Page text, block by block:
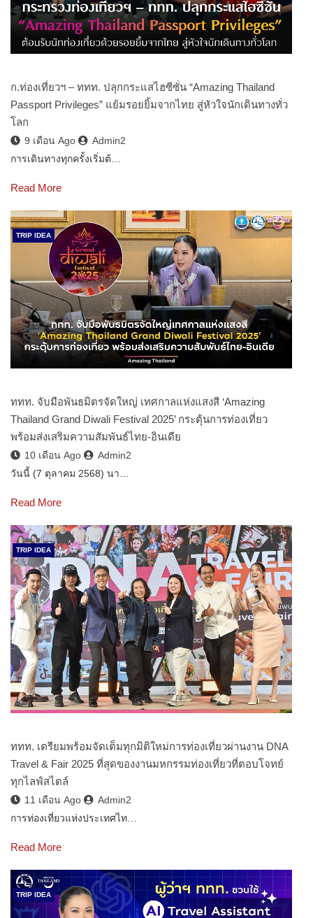
ก.ท่องเที่ยวฯ – ททท. ปลุกกระแสไฮซีซั่น “Amazing Thailand
Passport Privileges” แย้มรอยยิ้มจากไทย สู่หัวใจนักเดินทางทั่ว
โลก
9 เดือน Ago
Admin2
การเดินทางทุกครั้งเริ่มต้…
Read More
TRIP IDEA
ททท. จับมือพันธมิตรจัดใหญ่ เทศกาลแห่งแสงสี ‘Amazing
Thailand Grand Diwali Festival 2025’ กระตุ้นการท่องเที่ยว
พร้อมส่งเสริมความสัมพันธ์ไทย-อินเดีย
10 เดือน Ago
Admin2
วันนี้ (7 ตุลาคม 2568) นา…
Read More
TRIP IDEA
ททท. เตรียมพร้อมจัดเต็มทุกมิติใหม่การท่องเที่ยวผ่านงาน DNA
Travel & Fair 2025 ที่สุดของงานมหกรรมท่องเที่ยวที่ตอบโจทย์
ทุกไลฟ์สไตล์
11 เดือน Ago
Admin2
การท่องเที่ยวแห่งประเทศไท…
Read More
TRIP IDEA